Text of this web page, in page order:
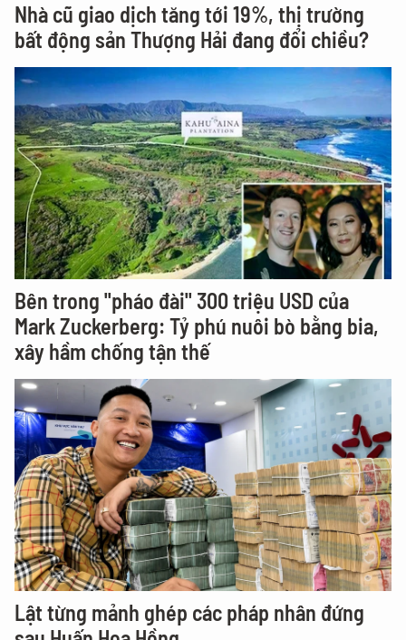
Nhà cũ giao dịch tăng tới 19%, thị trường
bất động sản Thượng Hải đang đổi chiều?
Bên trong "pháo đài" 300 triệu USD của
Mark Zuckerberg: Tỷ phú nuôi bò bằng bia,
xây hầm chống tận thế
Lật từng mảnh ghép các pháp nhân đứng